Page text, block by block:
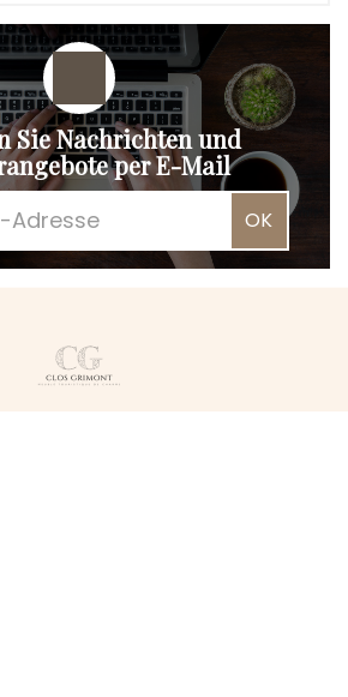
Sie Nachrichten und
per E-Mail
OK